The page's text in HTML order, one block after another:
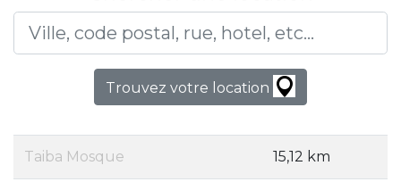
Trouvez votre location
Taiba Mosque 15,12 km